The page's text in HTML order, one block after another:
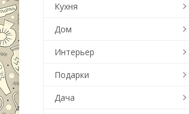
Кухня
Дом
Интерьер
Подарки
Дача